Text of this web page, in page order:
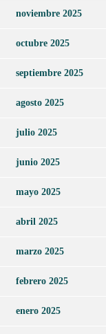
noviembre 2025
octubre 2025
septiembre 2025
agosto 2025
julio 2025
junio 2025
mayo 2025
abril 2025
marzo 2025
febrero 2025
enero 2025